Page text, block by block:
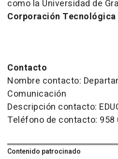
como la Universidad de
Corporación
Contacto
Nombre contacto:
Comunicación
Descripción contacto:
Teléfono de contacto: 958
Contenido patrocinado